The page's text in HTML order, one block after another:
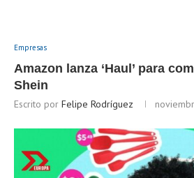
Empresas
Amazon lanza ‘Haul’ para
Shein
Escrito por Felipe Rodríguez